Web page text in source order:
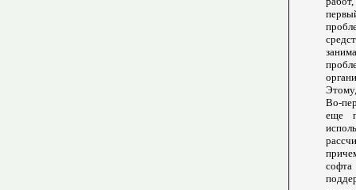
Во-
еще